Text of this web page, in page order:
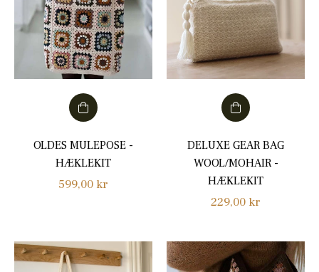
OLDES MULEPOSE -
HÆKLEKIT
Normalpris
599,00 kr
DELUXE GEAR BAG
WOOL/MOHAIR -
HÆKLEKIT
Normalpris
229,00 kr